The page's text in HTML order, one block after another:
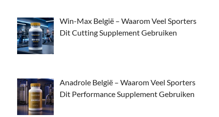
Win-Max België – Waarom Veel Sporters
Dit Cutting Supplement Gebruiken
Anadrole België – Waarom Veel Sporters
Dit Performance Supplement Gebruiken